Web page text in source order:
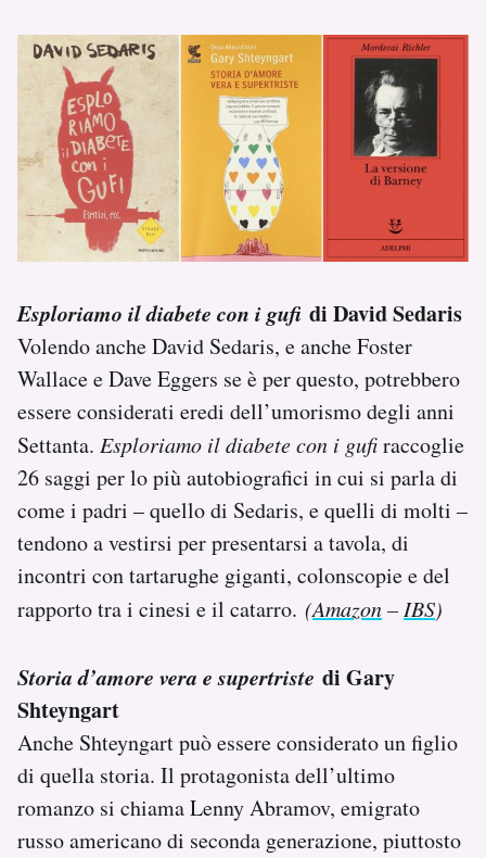
Esploriamo il diabete con i gufi di David Sedaris
Volendo anche David Sedaris, e anche Foster
Wallace e Dave Eggers se è per questo, potrebbero
essere considerati eredi dell’umorismo degli anni
Settanta. Esploriamo il diabete con i gufiraccoglie
26 saggi per lo più autobiografici in cui si parla di
come i padri – quello di Sedaris, e quelli di molti –
tendono a vestirsi per presentarsi a tavola, di
incontri con tartarughe giganti, colonscopie e del
rapporto tra i cinesi e il catarro. (Amazon–IBS)
Storia d’amore vera e supertriste di Gary
Shteyngart
Anche Shteyngart può essere considerato un figlio
di quella storia. Il protagonista dell’ultimo
romanzo si chiama Lenny Abramov, emigrato
russo americano di seconda generazione, piuttosto